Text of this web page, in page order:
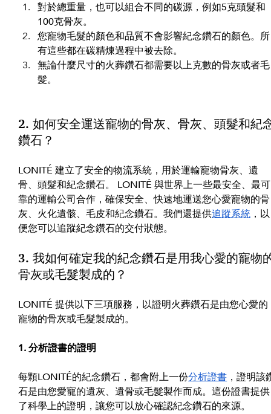
對於總重量，也可以組合不同的碳源，例如5克頭髮和
100克骨灰。
您寵物毛髮的顏色和品質不會影響紀念鑽石的顏色。所
有這些都在碳精煉過程中被去除。
無論什麼尺寸的火葬鑽石都需要以上克數的骨灰或者毛
髮。
2. 如何安全運送寵物的骨灰、骨灰、頭髮和紀
鑽石？
LONITÉ 建立了安全的物流系統，用於運輸寵物骨灰、遺
骨、頭髮和紀念鑽石。 LONITÉ 與世界上一些最安全、最可
靠的運輸公司合作，確保安全、快速地運送您心愛寵物的骨
灰、火化遺骸、毛皮和紀念鑽石。我們還提供追蹤系統 ，以
便您可以追蹤紀念鑽石的交付狀態。
3. 我如何確定我的紀念鑽石是用我心愛的寵物
骨灰或毛髮製成的？
LONITÉ 提供以下三項服務，以證明火葬鑽石是由您心愛的
寵物的骨灰或毛髮製成的。
1. 分析證書的證明
每顆LONITÉ的紀念鑽石，都會附上一份分析證書 ，證明該
石是由您愛寵的遺灰、遺骨或毛髮製作而成。這份證書提供
了科學上的證明，讓您可以放心確認紀念鑽石的來源。